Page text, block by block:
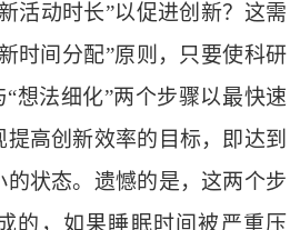
活动时长”以促进创新？这需
时间分配”原则，只要使科研
“想法细化”两个步骤以最快速
高创新效率的目标，即达到
状态。遗憾的是，这两个步
的，如果睡眠时间被严重压